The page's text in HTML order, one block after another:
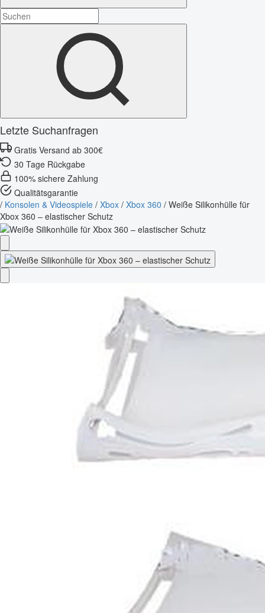
Letzte Suchanfragen
Gratis Versand ab 300€
30 Tage Rückgabe
100% sichere Zahlung
Qualitätsgarantie
/ Konsolen & Videospiele / Xbox / Xbox 360 / Weiße Silikonhülle für
Xbox 360 – elastischer Schutz